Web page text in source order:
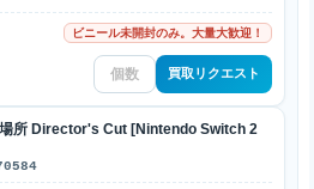
ビニール未開封のみ。大量大歓迎！
買取リクエスト
所 Director's Cut [Nintendo Switch 2